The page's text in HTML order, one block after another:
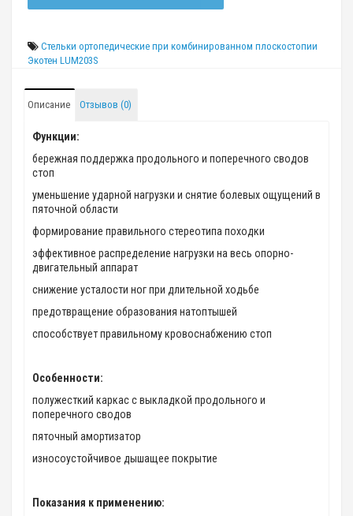
Стельки ортопедические при комбинированном плоскостопии
Экотен LUM203S
Описание Отзывов (0)
Функции:
бережная поддержка продольного и поперечного сводов
стоп
уменьшение ударной нагрузки и снятие болевых ощущений в
пяточной области
формирование правильного стереотипа походки
эффективное распределение нагрузки на весь опорно-
двигательный аппарат
снижение усталости ног при длительной ходьбе
предотвращение образования натоптышей
способствует правильному кровоснабжению стоп
Особенности:
полужесткий каркас с выкладкой продольного и
поперечного сводов
пяточный амортизатор
износоустойчивое дышащее покрытие
Показания к применению: